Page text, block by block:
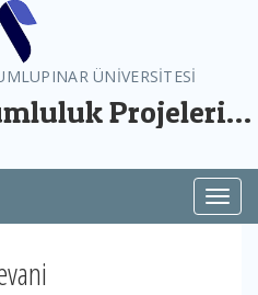
ÜNİVERSİTESİ
Projeleri